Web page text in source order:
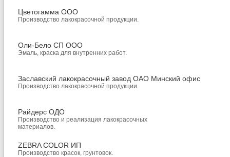
Цветогамма ООО
Производство лакокрасочной продукции.
Оли-Бело СП ООО
Эмаль, краска для внутренних работ.
Заславский лакокрасочный завод ОАО Минский офис
Производство лакокрасочной продукции.
Райдерс ОДО
Производство и реализация лакокрасочных
материалов.
ZEBRA COLOR ИП
Производство красок, грунтовок.